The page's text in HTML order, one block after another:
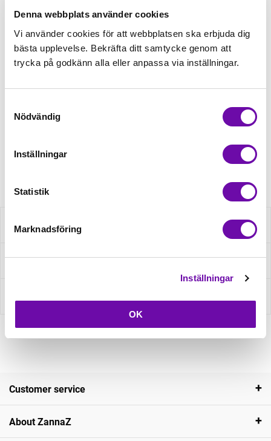
Denna webbplats använder cookies
Vi använder cookies för att webbplatsen ska erbjuda dig
bästa upplevelse. Bekräfta ditt samtycke genom att
trycka på godkänn alla eller anpassa via inställningar.
Nödvändig
Inställningar
Statistik
Marknadsföring
Inställningar
OK
Read more
149,00kr/
In Stock
Description
Ask about product
Customer service
About ZannaZ